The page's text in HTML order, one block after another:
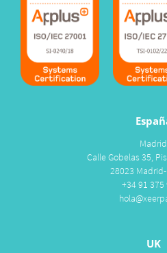
Madrid
Calle Gobelas 35,
28023
+34 91 375
UK